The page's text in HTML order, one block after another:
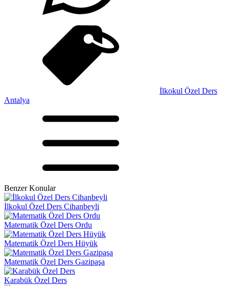
İlkokul Özel Ders
Antalya
Benzer Konular
İlkokul Özel Ders Cihanbeyli
Matematik Özel Ders Ordu
Matematik Özel Ders Hüyük
Matematik Özel Ders Gazipaşa
Karabük Özel Ders